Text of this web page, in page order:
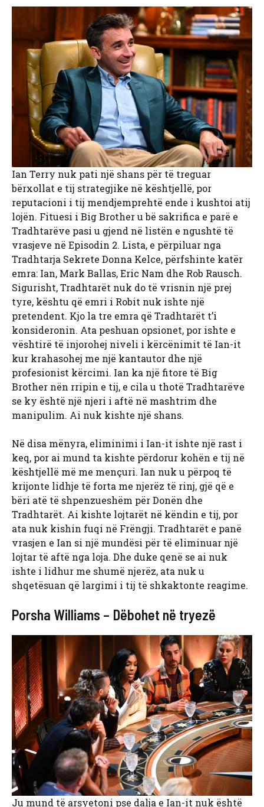
Ian Terry nuk pati një shans për të treguar
bërxollat ​​e tij strategjike në kështjellë, por
reputacioni i tij mendjemprehtë ende i kushtoi atij
lojën. Fituesi i Big Brother u bë sakrifica e parë e
Tradhtarëve pasi u gjend në listën e ngushtë të
vrasjeve në Episodin 2. Lista, e përpiluar nga
Tradhtarja Sekrete Donna Kelce, përfshinte katër
emra: Ian, Mark Ballas, Eric Nam dhe Rob Rausch.
Sigurisht, Tradhtarët nuk do të vrisnin një prej
tyre, kështu që emri i Robit nuk ishte një
pretendent. Kjo la tre emra që Tradhtarët t’i
konsideronin. Ata peshuan opsionet, por ishte e
vështirë të injorohej niveli i kërcënimit të Ian-it
kur krahasohej me një kantautor dhe një
profesionist kërcimi. Ian ka një fitore të Big
Brother nën rripin e tij, e cila u thotë Tradhtarëve
se ky është një njeri i aftë në mashtrim dhe
manipulim. Ai nuk kishte një shans.
Në disa mënyra, eliminimi i Ian-it ishte një rast i
keq, por ai mund ta kishte përdorur kohën e tij në
kështjellë më me mençuri. Ian nuk u përpoq të
krijonte lidhje të forta me njerëz të rinj, gjë që e
bëri atë të shpenzueshëm për Donën dhe
Tradhtarët. Ai kishte lojtarët në këndin e tij, por
ata nuk kishin fuqi në Frëngji. Tradhtarët e panë
vrasjen e Ian si një mundësi për të eliminuar një
lojtar të aftë nga loja. Dhe duke qenë se ai nuk
ishte i lidhur me shumë njerëz, ata nuk u
shqetësuan që largimi i tij të shkaktonte reagime.
Porsha Williams – Dëbohet në tryezë
Ju mund të arsyetoni pse dalja e Ian-it nuk është